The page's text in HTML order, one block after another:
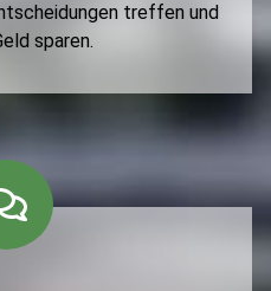
treffen und
sparen.